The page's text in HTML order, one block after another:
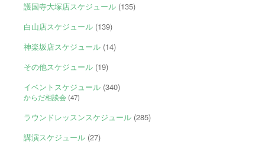
護国寺大塚店スケジュール(135)
白山店スケジュール(139)
神楽坂店スケジュール(14)
その他スケジュール(19)
イベントスケジュール(340)
からだ相談会(47)
ラウンドレッスンスケジュール(285)
講演スケジュール(27)